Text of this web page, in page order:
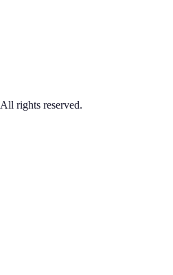
All rights reserved.